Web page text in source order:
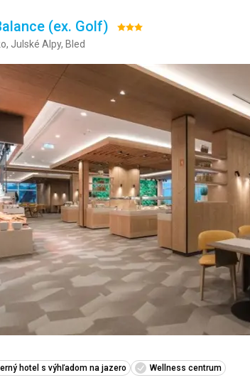
(ex. Golf) Hodnotenie:
Julské Alpy, Bled
hotel s výhľadom na jazero Wellness centrum